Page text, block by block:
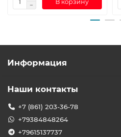
В корзину
Информация
Наши контакты
+7 (861) 203-36-78
+79384848264
+79615137737